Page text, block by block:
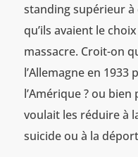
standing supérieur à
qu’ils avaient le
massacre. Croit-on
l’Allemagne en
l’Amérique ? ou
voulait les réduire à
suicide ou à la